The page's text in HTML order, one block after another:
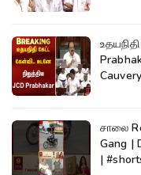
Cauvery
சாலை
Gang |
|